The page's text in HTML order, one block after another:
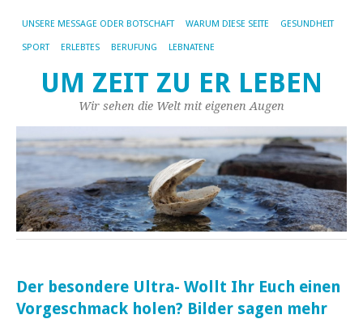
UNSERE MESSAGE ODER BOTSCHAFT WARUM DIESE SEITE GESUNDHEIT
SPORT ERLEBTES BERUFUNG LEBNATENE
UM ZEIT ZU ER LEBEN
Wir sehen die Welt mit eigenen Augen
Der besondere Ultra- Wollt Ihr Euch einen
Vorgeschmack holen? Bilder sagen mehr